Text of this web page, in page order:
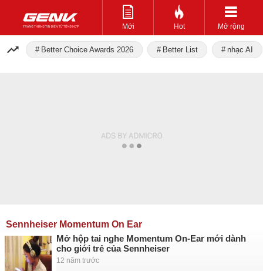
Mới Hot Mở rộng
Better Choice Awards 2026 Better List nhạc AI
Sennheiser Momentum On Ear
Mở hộp tai nghe Momentum On-Ear mới dành
cho giới trẻ của Sennheiser
12 năm trước